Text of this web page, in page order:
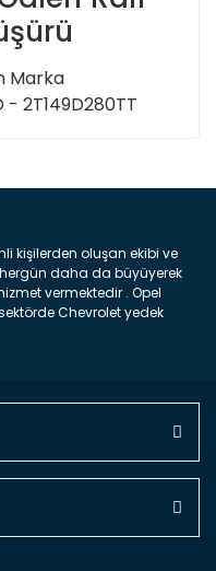
Marka
- 2T149D280TT
kişilerden oluşan ekibi ve
daha da büyüyerek
vermektedir . Opel
Chevrolet yedek
Romeo yedek parça
dört bir yanına
aşağıda belirttiğimiz